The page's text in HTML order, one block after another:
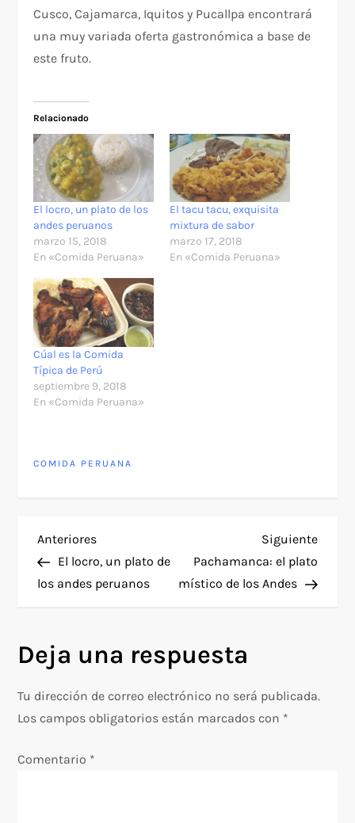
Cusco, Cajamarca, Iquitos y Pucallpa encontrará
una muy variada oferta gastronómica a base de
este fruto.
Relacionado
El locro, un plato de los
andes peruanos
marzo 15, 2018
En «Comida Peruana»
El tacu tacu, exquisita
mixtura de sabor
marzo 17, 2018
En «Comida Peruana»
Cúal es la Comida
Típica de Perú
septiembre 9, 2018
En «Comida Peruana»
COMIDA PERUANA
N
a
e
g
a
c
Entrada
anterior
Anteriores
El locro, un plato de
los andes peruanos
Siguiente
Pachamanca: el plato
místico de los Andes
Deja una respuesta
Tu dirección de correo electrónico no será publicada.
Los campos obligatorios están marcados con *
Comentario *